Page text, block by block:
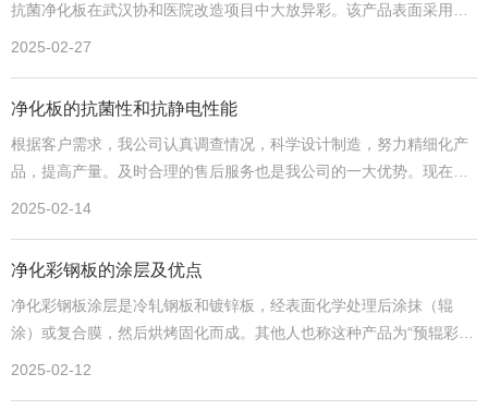
抗菌净化板在武汉协和医院改造项目中大放异彩。该产品表面采用磁
2025-02-27
净化板的抗菌性和抗静电性能
根据客户需求，我公司认真调查情况，科学设计制造，努力精细化产
品，提高产量。及时合理的售后服务也是我公司的一大优势。现在我
2025-02-14
净化彩钢板的涂层及优点
净化彩钢板涂层是冷轧钢板和镀锌板，经表面化学处理后涂抹（辊
涂）或复合膜，然后烘烤固化而成。其他人也称这种产品为“预辊彩钢
2025-02-12